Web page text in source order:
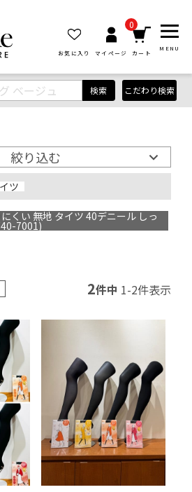
お気に入り マイページ
0
カート
MENU
検索 こだわり検索
絞り込む
ツ
くい 無地 タイツ 40デニール しっ
7001)
2件中 1-2件表示